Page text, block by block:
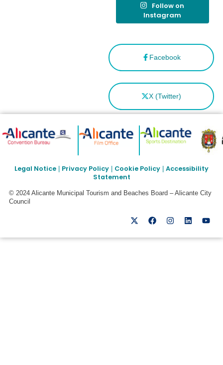
Facebook
X (Twitter)
Follow on
Instagram
Legal Notice Privacy Policy Cookie Policy
Accessibility
Statement
© 2024 Alicante Municipal Tourism and Beaches Board – Alicante City
Council